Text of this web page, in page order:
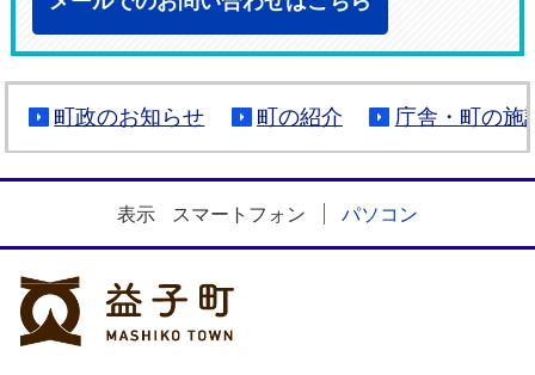
町政のお知らせ 町の紹介 庁舎・町の施
表示 スマートフォン パソコン